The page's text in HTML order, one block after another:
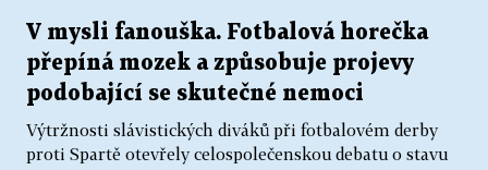
V mysli fanouška. Fotbalová horečka
přepíná mozek a způsobuje projevy
podobající se skutečné nemoci
Výtržnosti slávistických diváků při fotbalovém derby
proti Spartě otevřely celospolečenskou debatu o stavu